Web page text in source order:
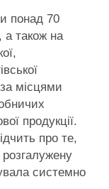
понад 70
а також на
місцями
продукції.
про те,
системно